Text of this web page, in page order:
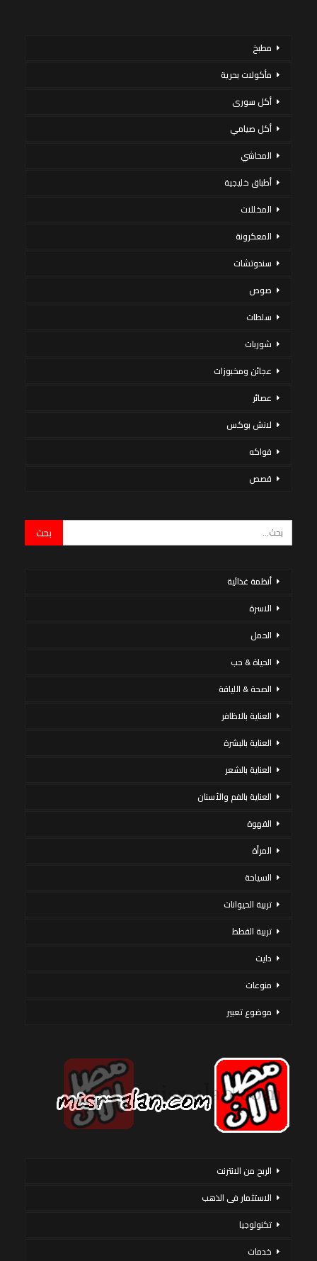
مطبخ
مأكولات بحرية
أكل سورى
أكل صيامي
المحاشي
أطباق خليجية
المخللات
المعكرونة
سندوتشات
صوص
سلطات
شوربات
عجائن ومخبوزات
عصائر
لانش بوكس
فواكه
قصص
أنظمة غذائية
الاسرة
الحمل
الحياة & حب
الصحة & اللياقة
العناية بالاظافر
العناية بالبشرة
العناية بالشعر
العناية بالفم والأسنان
القهوة
المرأة
السياحة
تربية الحيوانات
تربية القطط
دايت
منوعات
موضوع تعبير
الربح من الانترنت
الاستثمار فى الذهب
تكنولوجيا
خدمات